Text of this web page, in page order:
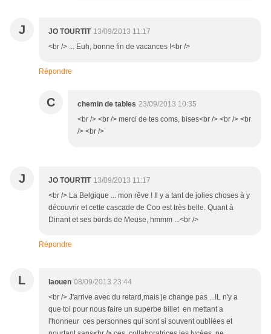
J JO TOURTIT 13/09/2013 11:17
<br /> ... Euh, bonne fin de vacances !<br />
Répondre
C chemin de tables 23/09/2013 10:35
<br /> <br /> merci de tes coms, bises<br /> <br /> <br
/> <br />
J JO TOURTIT 13/09/2013 11:17
<br /> La Belgique ... mon rêve ! Il y a tant de jolies choses à y
découvrir et cette cascade de Coo est très belle. Quant à
Dinant et ses bords de Meuse, hmmm ...<br />
Répondre
L laouen 08/09/2013 23:44
<br /> J'arrive avec du retard,mais je change pas ...IL n'y a
que toi pour nous faire un superbe billet en mettant a
l'honneur ces personnes qui sont si souvent oubliées et